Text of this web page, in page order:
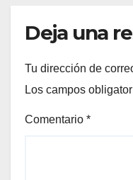
Deja una
Tu dirección de
Los campos
Comentario *